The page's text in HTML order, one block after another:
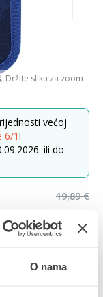
O nama
Držite sliku za zoom
većoj
6/1!
ili do
19,89 €
14,53 €
ravanalo,